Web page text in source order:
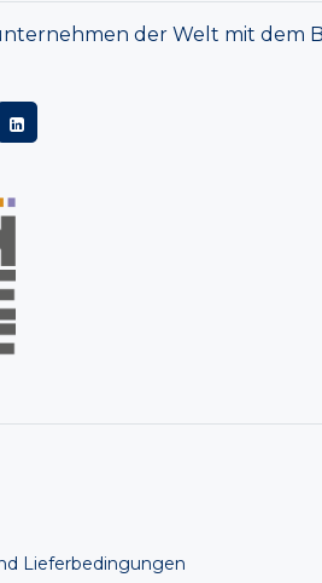
der Welt mit dem
Lieferbedingungen